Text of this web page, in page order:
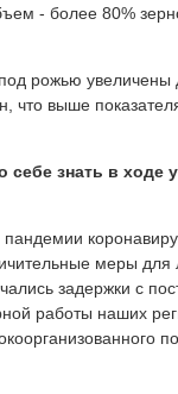
- более 80%
рожью
что выше
себе знать в
меры
задержки с
работы наших